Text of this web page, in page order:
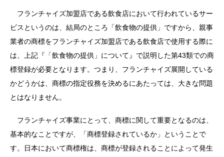
フランチャイズ加盟店である飲食店において行われているサー
ビスというのは、結局のところ「飲食物の提供」ですから、親事
業者の商標をフランチャイズ加盟店である飲食店で使用する際に
は、上記『「飲食物の提供」について』で説明した第43類での商
標登録が必要となります。つまり、フランチャイズ展開している
かどうかは、商標の指定役務を決めるにあたっては、大きな問題
とはなりません。
フランチャイズ事業にとって、商標に関して重要となるのは、
基本的なことですが、「商標登録されているか」ということで
す。日本において商標権は、商標が登録されることによって発生